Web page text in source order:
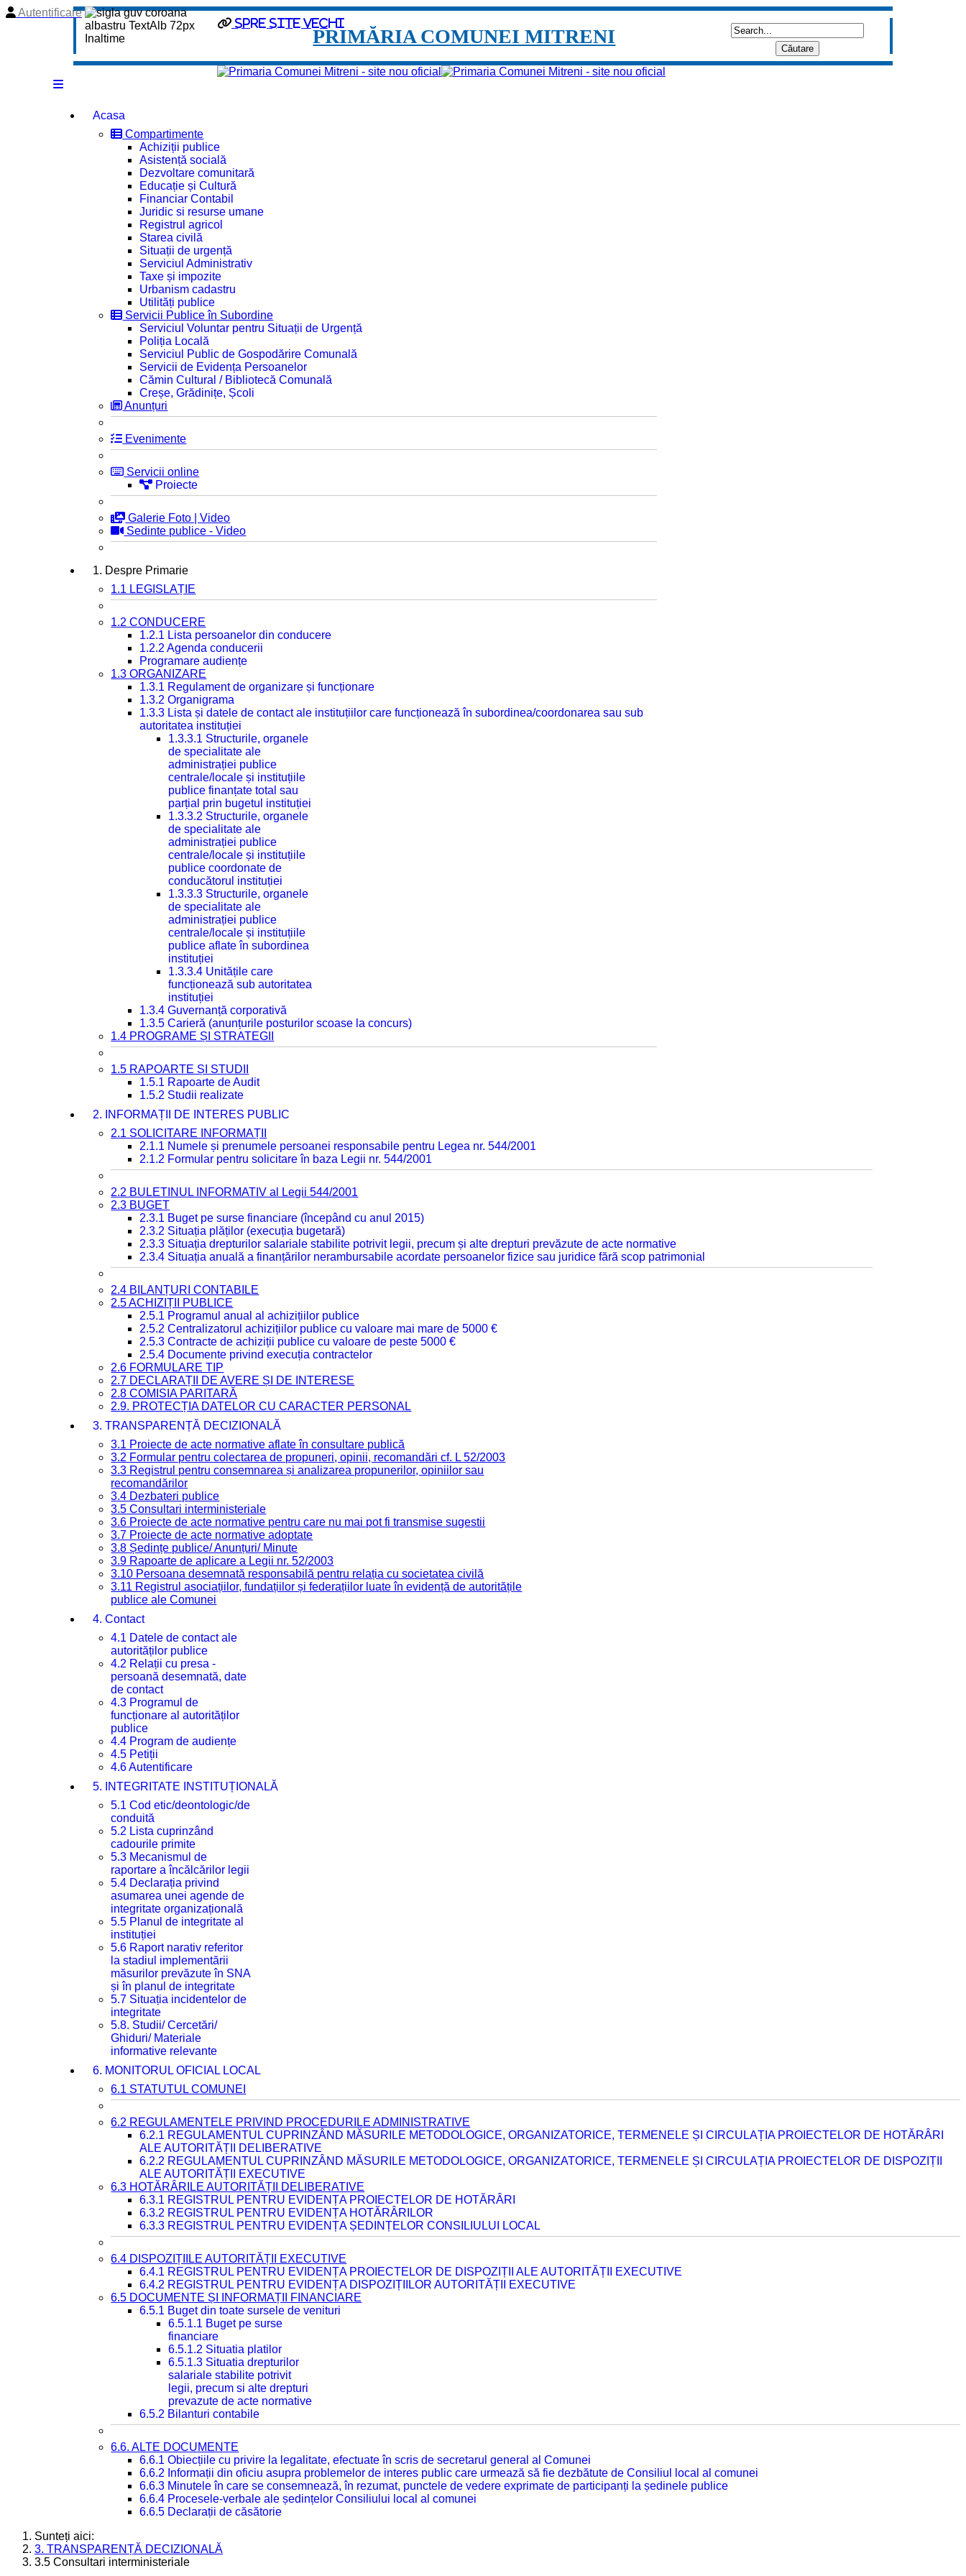
spre site vechi
Autentificare
PRIMĂRIA COMUNEI MITRENI
Acasa
Compartimente
Achiziții publice
Asistență socială
Dezvoltare comunitară
Educație și Cultură
Financiar Contabil
Juridic si resurse umane
Registrul agricol
Starea civilă
Situații de urgență
Serviciul Administrativ
Taxe și impozite
Urbanism cadastru
Utilități publice
Servicii Publice în Subordine
Serviciul Voluntar pentru Situații de Urgență
Poliția Locală
Serviciul Public de Gospodărire Comunală
Servicii de Evidența Persoanelor
Cămin Cultural / Bibliotecă Comunală
Creșe, Grădinițe, Școli
Anunțuri
Evenimente
Servicii online
Proiecte
Galerie Foto | Video
Sedinte publice - Video
1. Despre Primarie
1.1 LEGISLAȚIE
1.2 CONDUCERE
1.2.1 Lista persoanelor din conducere
1.2.2 Agenda conducerii
Programare audiențe
1.3 ORGANIZARE
1.3.1 Regulament de organizare și funcționare
1.3.2 Organigrama
1.3.3 Lista și datele de contact ale instituțiilor care funcționează în subordinea/coordonarea sau sub
autoritatea instituției
1.3.3.1 Structurile, organele
de specialitate ale
administrației publice
centrale/locale și instituțiile
publice finanțate total sau
parțial prin bugetul instituției
1.3.3.2 Structurile, organele
de specialitate ale
administrației publice
centrale/locale și instituțiile
publice coordonate de
conducătorul instituției
1.3.3.3 Structurile, organele
de specialitate ale
administrației publice
centrale/locale și instituțiile
publice aflate în subordinea
instituției
1.3.3.4 Unitățile care
funcționează sub autoritatea
instituției
1.3.4 Guvernanță corporativă
1.3.5 Carieră (anunțurile posturilor scoase la concurs)
1.4 PROGRAME ȘI STRATEGII
1.5 RAPOARTE ȘI STUDII
1.5.1 Rapoarte de Audit
1.5.2 Studii realizate
2. INFORMAȚII DE INTERES PUBLIC
2.1 SOLICITARE INFORMAȚII
2.1.1 Numele și prenumele persoanei responsabile pentru Legea nr. 544/2001
2.1.2 Formular pentru solicitare în baza Legii nr. 544/2001
2.2 BULETINUL INFORMATIV al Legii 544/2001
2.3 BUGET
2.3.1 Buget pe surse financiare (începând cu anul 2015)
2.3.2 Situația plăților (execuția bugetară)
2.3.3 Situația drepturilor salariale stabilite potrivit legii, precum și alte drepturi prevăzute de acte normative
2.3.4 Situația anuală a finanțărilor nerambursabile acordate persoanelor fizice sau juridice fără scop patrimonial
2.4 BILANȚURI CONTABILE
2.5 ACHIZIȚII PUBLICE
2.5.1 Programul anual al achizițiilor publice
2.5.2 Centralizatorul achizițiilor publice cu valoare mai mare de 5000 €
2.5.3 Contracte de achiziții publice cu valoare de peste 5000 €
2.5.4 Documente privind execuția contractelor
2.6 FORMULARE TIP
2.7 DECLARAȚII DE AVERE ȘI DE INTERESE
2.8 COMISIA PARITARĂ
2.9. PROTECȚIA DATELOR CU CARACTER PERSONAL
3. TRANSPARENȚĂ DECIZIONALĂ
3.1 Proiecte de acte normative aflate în consultare publică
3.2 Formular pentru colectarea de propuneri, opinii, recomandări cf. L 52/2003
3.3 Registrul pentru consemnarea și analizarea propunerilor, opiniilor sau
recomandărilor
3.4 Dezbateri publice
3.5 Consultari interministeriale
3.6 Proiecte de acte normative pentru care nu mai pot fi transmise sugestii
3.7 Proiecte de acte normative adoptate
3.8 Ședințe publice/ Anunțuri/ Minute
3.9 Rapoarte de aplicare a Legii nr. 52/2003
3.10 Persoana desemnată responsabilă pentru relația cu societatea civilă
3.11 Registrul asociațiilor, fundațiilor și federațiilor luate în evidență de autoritățile
publice ale Comunei
4. Contact
4.1 Datele de contact ale
autorităților publice
4.2 Relații cu presa -
persoană desemnată, date
de contact
4.3 Programul de
funcționare al autorităților
publice
4.4 Program de audiențe
4.5 Petiții
4.6 Autentificare
5. INTEGRITATE INSTITUȚIONALĂ
5.1 Cod etic/deontologic/de
conduită
5.2 Lista cuprinzând
cadourile primite
5.3 Mecanismul de
raportare a încălcărilor legii
5.4 Declarația privind
asumarea unei agende de
integritate organizațională
5.5 Planul de integritate al
instituției
5.6 Raport narativ referitor
la stadiul implementării
măsurilor prevăzute în SNA
și în planul de integritate
5.7 Situația incidentelor de
integritate
5.8. Studii/ Cercetări/
Ghiduri/ Materiale
informative relevante
6. MONITORUL OFICIAL LOCAL
6.1 STATUTUL COMUNEI
6.2 REGULAMENTELE PRIVIND PROCEDURILE ADMINISTRATIVE
6.2.1 REGULAMENTUL CUPRINZÂND MĂSURILE METODOLOGICE, ORGANIZATORICE, TERMENELE ȘI CIRCULAȚIA PROIECTELOR DE HOTĂRÂRI
ALE AUTORITĂȚII DELIBERATIVE
6.2.2 REGULAMENTUL CUPRINZÂND MĂSURILE METODOLOGICE, ORGANIZATORICE, TERMENELE ȘI CIRCULAȚIA PROIECTELOR DE DISPOZIȚII
ALE AUTORITĂȚII EXECUTIVE
6.3 HOTĂRÂRILE AUTORITĂȚII DELIBERATIVE
6.3.1 REGISTRUL PENTRU EVIDENȚA PROIECTELOR DE HOTĂRÂRI
6.3.2 REGISTRUL PENTRU EVIDENȚA HOTĂRÂRILOR
6.3.3 REGISTRUL PENTRU EVIDENȚA ȘEDINȚELOR CONSILIULUI LOCAL
6.4 DISPOZIȚIILE AUTORITĂȚII EXECUTIVE
6.4.1 REGISTRUL PENTRU EVIDENȚA PROIECTELOR DE DISPOZIȚII ALE AUTORITĂȚII EXECUTIVE
6.4.2 REGISTRUL PENTRU EVIDENȚA DISPOZIȚIILOR AUTORITĂȚII EXECUTIVE
6.5 DOCUMENTE ȘI INFORMAȚII FINANCIARE
6.5.1 Buget din toate sursele de venituri
6.5.1.1 Buget pe surse
financiare
6.5.1.2 Situatia platilor
6.5.1.3 Situatia drepturilor
salariale stabilite potrivit
legii, precum si alte drepturi
prevazute de acte normative
6.5.2 Bilanturi contabile
6.6. ALTE DOCUMENTE
6.6.1 Obiecțiile cu privire la legalitate, efectuate în scris de secretarul general al Comunei
6.6.2 Informații din oficiu asupra problemelor de interes public care urmează să fie dezbătute de Consiliul local al comunei
6.6.3 Minutele în care se consemnează, în rezumat, punctele de vedere exprimate de participanți la ședinele publice
6.6.4 Procesele-verbale ale ședințelor Consiliului local al comunei
6.6.5 Declarații de căsătorie
Sunteți aici:
3. TRANSPARENȚĂ DECIZIONALĂ
3.5 Consultari interministeriale